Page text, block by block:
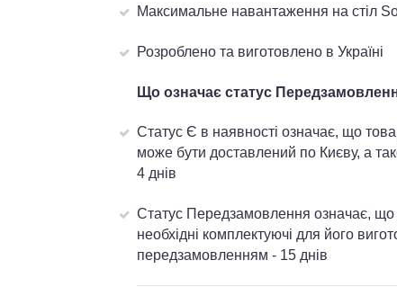
Максимальне навантаження на стіл
Розроблено та виготовлено в Україні
Що означає статус
Статус Є в наявності означає, що
може бути доставлений по Києву, а
4 днів
Статус Передзамовлення означає, що
необхідні комплектуючі для його
передзамовленням - 15 днів